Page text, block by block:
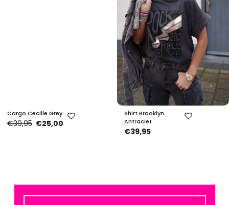
Cargo Cecille Grey
€39,95 €25,00
Shirt Brooklyn
Antraciet
€39,95